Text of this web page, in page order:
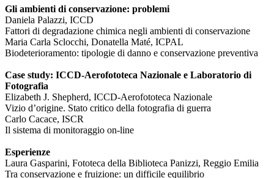
Gli ambienti di conservazione: problemi
Daniela Palazzi, ICCD
Fattori di degradazione chimica negli ambienti di conservazione
Maria Carla Sclocchi, Donatella Maté, ICPAL
Biodeterioramento: tipologie di danno e conservazione preventiva
Case study: ICCD-Aerofototeca Nazionale e Laboratorio di
Fotografia
Elizabeth J. Shepherd, ICCD-Aerofototeca Nazionale
Vizio d’origine. Stato critico della fotografia di guerra
Carlo Cacace, ISCR
Il sistema di monitoraggio on-line
Esperienze
Laura Gasparini, Fototeca della Biblioteca Panizzi, Reggio Emilia
Tra conservazione e fruizione: un difficile equilibrio